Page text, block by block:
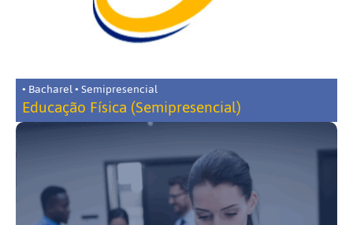
• Bacharel • Semipresencial
Educação Física (Semipresencial)